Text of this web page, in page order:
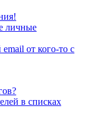
личные
от кого-то с
в списках